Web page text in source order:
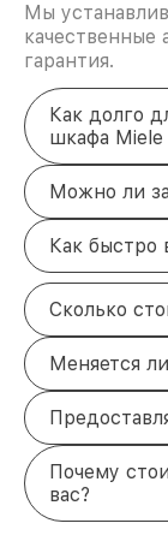
Мы
качественные
гарантия.
Как долго
шкафа
Можно ли
Как быстро
Сколько
Меняется
Почему
вас?